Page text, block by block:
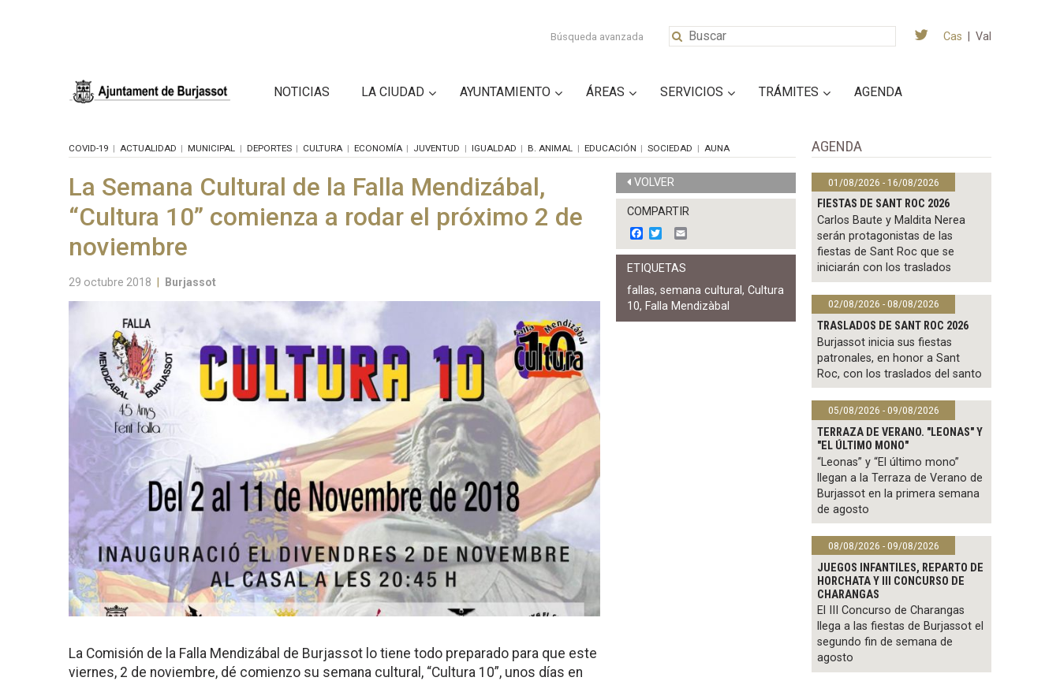
Búsqueda avanzada Cas Val
NOTICIAS LA CIUDAD AYUNTAMIENTO ÁREAS SERVICIOS TRÁMITES AGENDA
COVID-19 ACTUALIDAD MUNICIPAL DEPORTES CULTURA ECONOMÍA JUVENTUD IGUALDAD B. ANIMAL EDUCACIÓN SOCIEDAD AUNA
La Semana Cultural de la Falla Mendizábal,
“Cultura 10” comienza a rodar el próximo 2 de
noviembre
29 octubre 2018 Burjassot
La Comisión de la Falla Mendizábal de Burjassot lo tiene todo preparado para que este
viernes, 2 de noviembre, dé comienzo su semana cultural, “Cultura 10”, unos días en
VOLVER
COMPARTIR
F
a
c
e
o
o
k
w
i
t
e
r
m
a
ETIQUETAS
fallas,semana cultural,Cultura
10, Falla Mendizàbal
AGENDA
01/08/2026 - 16/08/2026
FIESTAS DE SANT ROC 2026
Carlos Baute y Maldita Nerea
serán protagonistas de las
fiestas de Sant Roc que se
iniciarán con los traslados
02/08/2026 - 08/08/2026
TRASLADOS DE SANT ROC 2026
Burjassot inicia sus fiestas
patronales, en honor a Sant
Roc, con los traslados del santo
05/08/2026 - 09/08/2026
TERRAZA DE VERANO. "LEONAS" Y
"EL ÚLTIMO MONO"
“Leonas” y “El último mono”
llegan a la Terraza de Verano de
Burjassot en la primera semana
de agosto
08/08/2026 - 09/08/2026
JUEGOS INFANTILES, REPARTO DE
HORCHATA Y III CONCURSO DE
CHARANGAS
El III Concurso de Charangas
llega a las fiestas de Burjassot el
segundo fin de semana de
agosto